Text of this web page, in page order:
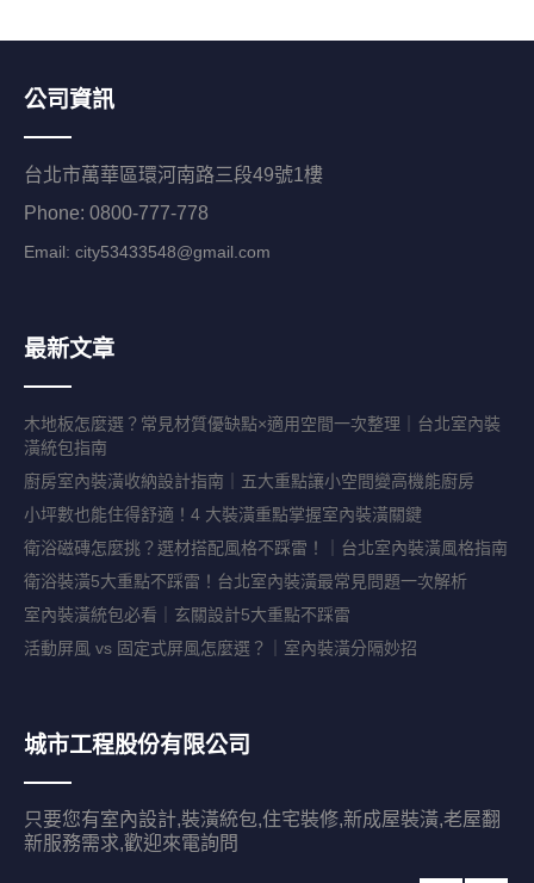
公司資訊
台北市萬華區環河南路三段49號1樓
Phone: 0800-777-778
Email: city53433548@gmail.com
最新文章
木地板怎麼選？常見材質優缺點×適用空間一次整理｜台北室內裝
潢統包指南
廚房室內裝潢收納設計指南｜五大重點讓小空間變高機能廚房
小坪數也能住得舒適！4 大裝潢重點掌握室內裝潢關鍵
衛浴磁磚怎麼挑？選材搭配風格不踩雷！｜台北室內裝潢風格指南
衛浴裝潢5大重點不踩雷！台北室內裝潢最常見問題一次解析
室內裝潢統包必看｜玄關設計5大重點不踩雷
活動屏風 vs 固定式屏風怎麼選？｜室內裝潢分隔妙招
城市工程股份有限公司
只要您有室內設計,裝潢統包,住宅裝修,新成屋裝潢,老屋翻
新服務需求,歡迎來電詢問